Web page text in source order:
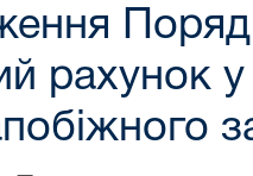
рахунок